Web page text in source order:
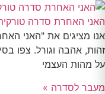
האני האחרת סדרה
אנו מציגים את "האני
זהות, אהבה וגורל. צפו
על מהות העצמי
מעבר לסדרה »